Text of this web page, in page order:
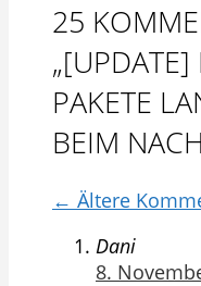
25
PAKETE
BEIM
← Ältere
Dani
8.